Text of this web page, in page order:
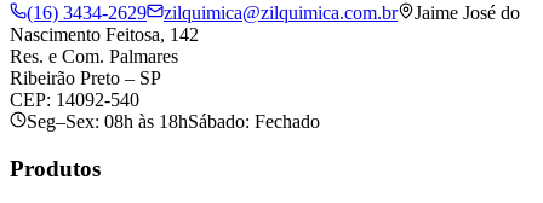
(16) 3434-2629
zilquimica@zilquimica.com.br
Jaime José do
Nascimento Feitosa, 142
Res. e Com. Palmares
Ribeirão Preto – SP
CEP: 14092-540
Seg–Sex: 08h às 18hSábado: Fechado
Produtos